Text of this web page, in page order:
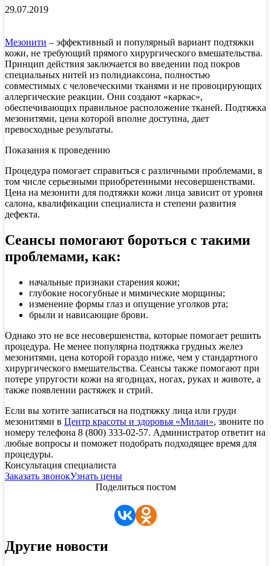
29.07.2019
Мезонити – эффективный и популярный вариант подтяжки
кожи, не требующий прямого хирургического вмешательства.
Принцип действия заключается во введении под покров
специальных нитей из полидиаксона, полностью
совместимых с человеческими тканями и не провоцирующих
аллергические реакции. Они создают «каркас»,
обеспечивающих правильное расположение тканей. Подтяжка
мезонитями, цена которой вполне доступна, дает
превосходные результаты.
Показания к проведению
Процедура помогает справиться с различными проблемами, в
том числе серьезными приобретенными несовершенствами.
Цена на мезонити для подтяжки кожи лица зависит от уровня
салона, квалификации специалиста и степени развития
дефекта.
Сеансы помогают бороться с такими
проблемами, как:
начальные признаки старения кожи;
глубокие носогубные и мимические морщины;
изменение формы глаз и опущение уголков рта;
брыли и нависающие брови.
Однако это не все несовершенства, которые помогает решить
процедура. Не менее популярна подтяжка грудных желез
мезонитями, цена которой гораздо ниже, чем у стандартного
хирургического вмешательства. Сеансы также помогают при
потере упругости кожи на ягодицах, ногах, руках и животе, а
также появлении растяжек и стрий.
Если вы хотите записаться на подтяжку лица или груди
мезонитями в Центр красоты и здоровья «Милан», звоните по
номеру телефона 8 (800) 333-02-57. Администратор ответит на
любые вопросы и поможет подобрать подходящее время для
процедуры.
Консультация специалиста
Заказать звонокУзнать цены
Поделиться постом
Другие новости